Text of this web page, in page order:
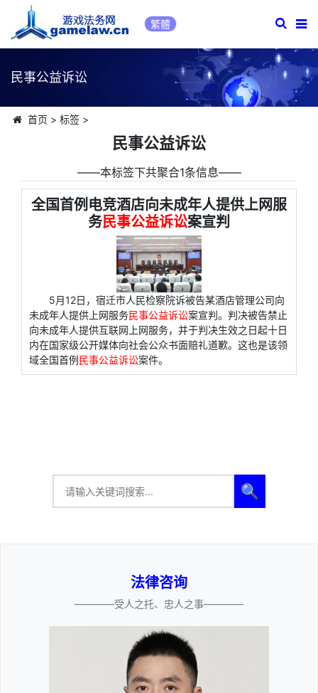
繁體
民事公益诉讼
首页 > 标签>
民事公益诉讼
――本标签下共聚合1条信息――
全国首例电竞酒店向未成年人提供上网服
务民事公益诉讼案宣判
5月12日，宿迁市人民检察院诉被告某酒店管理公司向
未成年人提供上网服务民事公益诉讼案宣判。判决被告禁止
向未成年人提供互联网上网服务，并于判决生效之日起十日
内在国家级公开媒体向社会公众书面赔礼道歉。这也是该领
域全国首例民事公益诉讼案件。
🔍
法律咨询
————受人之托、忠人之事————